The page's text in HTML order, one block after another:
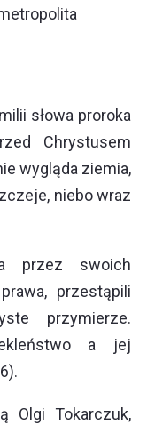
słowa proroka
Chrystusem
wygląda ziemia,
niebo wraz
przez swoich
przestąpili
przymierze.
a jej
Olgi Tokarczuk,